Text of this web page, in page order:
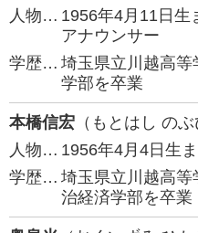
人物… 1956年4月11日生
アナウンサー
学歴… 埼玉県立川越高
学部を卒業
本橋信宏 （もとはし のぶ
人物… 1956年4月4日生
学歴… 埼玉県立川越高
治経済学部を卒業